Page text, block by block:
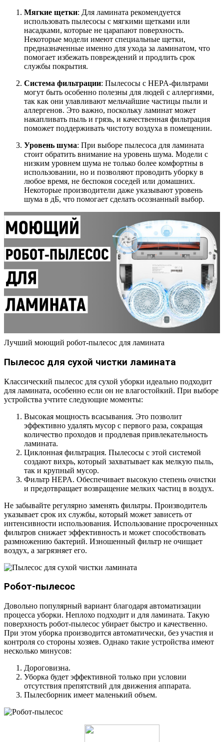
Мягкие щетки: Для ламината рекомендуется
использовать пылесосы с мягкими щетками или
насадками, которые не царапают поверхность.
Некоторые модели имеют специальные щетки,
предназначенные именно для ухода за ламинатом, что
помогает избежать повреждений и продлить срок
службы покрытия.
Система фильтрации: Пылесосы с HEPA-фильтрами
могут быть особенно полезны для людей с аллергиями,
так как они улавливают мельчайшие частицы пыли и
аллергенов. Это важно, поскольку ламинат может
накапливать пыль и грязь, и качественная фильтрация
поможет поддерживать чистоту воздуха в помещении.
Уровень шума: При выборе пылесоса для ламината
стоит обратить внимание на уровень шума. Модели с
низким уровнем шума не только более комфортны в
использовании, но и позволяют проводить уборку в
любое время, не беспокоя соседей или домашних.
Некоторые производители даже указывают уровень
шума в дБ, что помогает сделать осознанный выбор.
Лучший моющий робот-пылесос для ламината
Пылесос для сухой чистки ламината
Классический пылесос для сухой уборки идеально подходит
для ламината, особенно если он не влагостойкий. При выборе
устройства учтите следующие моменты:
Высокая мощность всасывания. Это позволит
эффективно удалять мусор с первого раза, сокращая
количество проходов и продлевая привлекательность
ламината.
Циклонная фильтрация. Пылесосы с этой системой
создают вихрь, который захватывает как мелкую пыль,
так и крупный мусор.
Фильтр HEPA. Обеспечивает высокую степень очистки
и предотвращает возвращение мелких частиц в воздух.
Не забывайте регулярно заменять фильтры. Производитель
указывает срок их службы, который может зависеть от
интенсивности использования. Использование просроченных
фильтров снижает эффективность и может способствовать
размножению бактерий. Изношенный фильтр не очищает
воздух, а загрязняет его.
Робот-пылесос
Довольно популярный вариант благодаря автоматизации
процесса уборки. Неплохо подходит и для ламината. Такую
поверхность робот-пылесос убирает быстро и качественно.
При этом уборка производится автоматически, без участия и
контроля со стороны хозяев. Однако такие устройства имеют
несколько минусов:
Дороговизна.
Уборка будет эффективной только при условии
отсутствия препятствий для движения аппарата.
Пылесборник имеет маленький объем.